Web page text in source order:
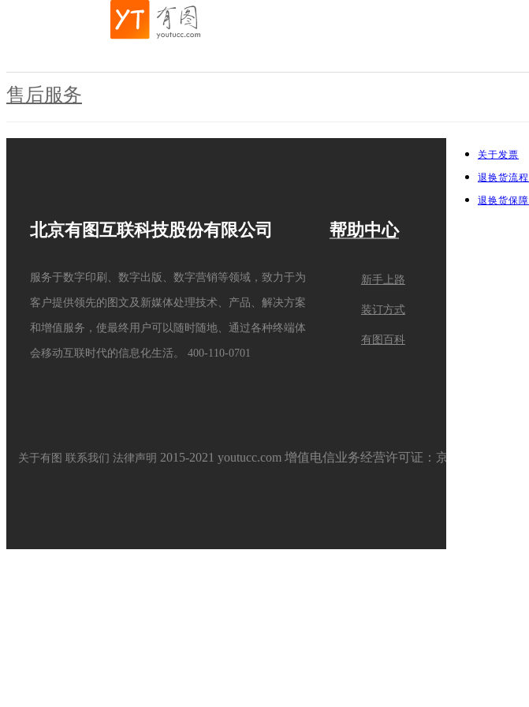
售后服务
关于发票
退换货流程
退换货保障
北京有图互联科技股份有限公司
服务于数字印刷、数字出版、数字营销等领域，致力于为
客户提供领先的图文及新媒体处理技术、产品、解决方案
和增值服务，使最终用户可以随时随地、通过各种终端体
会移动互联时代的信息化生活。 400-110-0701
帮助中心
新手上路
装订方式
有图百科
关于有图 联系我们 法律声明 2015-2021 youtucc.com 增值电信业务经营许可证：京B2-20170252